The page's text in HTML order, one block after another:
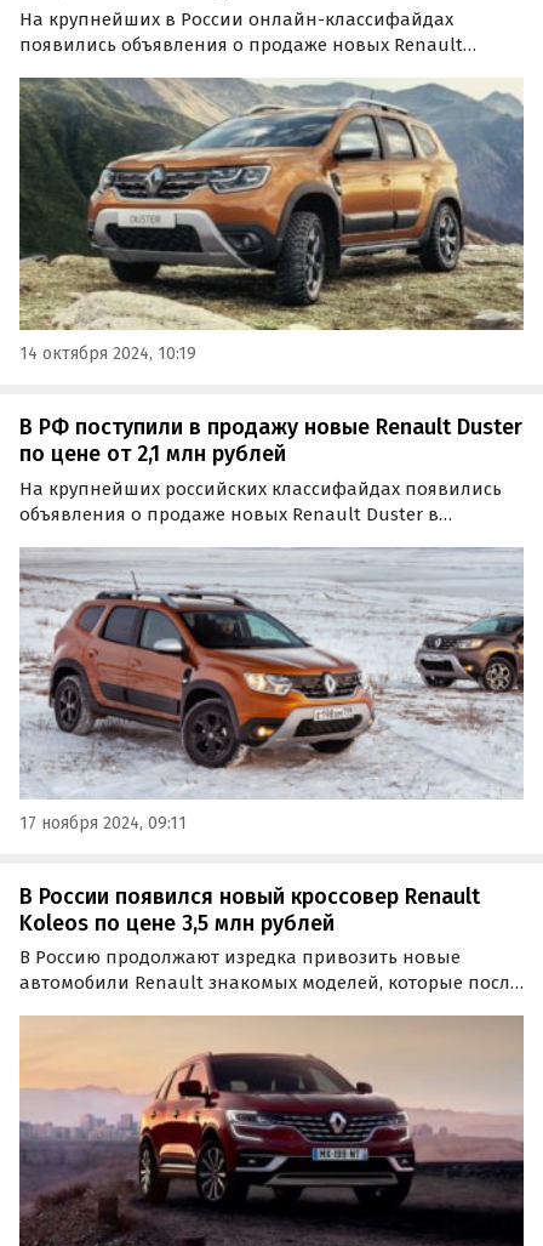
На крупнейших в России онлайн-классифайдах
появились объявления о продаже новых Renault
годах. Цены на них в середине октября стартуют от 2 122
000 рублей, пишут «Автоновости дня».
14 октября 2024, 10:19
В РФ поступили в продажу новые Renault Duster
по цене от 2,1 млн рублей
На крупнейших российских классифайдах появились
объявления о продаже новых Renault Duster в
которые сошли с конвейера в 2021 и 2022 годах.
17 ноября 2024, 09:11
В России появился новый кроссовер Renault
Koleos по цене 3,5 млн рублей
В Россию продолжают изредка привозить новые
автомобили Renault знакомых моделей, которые после